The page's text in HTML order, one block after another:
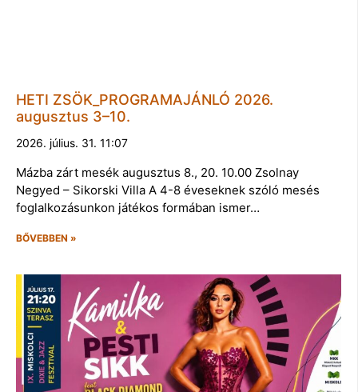
HETI ZSÖK_PROGRAMAJÁNLÓ 2026.
augusztus 3–10.
2026. július. 31. 11:07
Mázba zárt mesék augusztus 8., 20. 10.00 Zsolnay
Negyed – Sikorski Villa A 4-8 éveseknek szóló mesés
foglalkozásunkon játékos formában ismer…
BŐVEBBEN »